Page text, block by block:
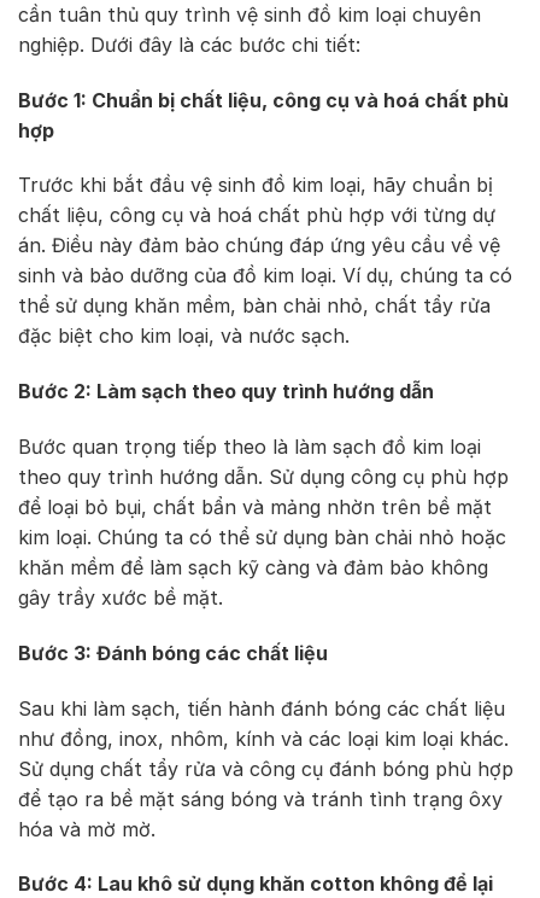
cần tuân thủ quy trình vệ sinh đồ kim loại chuyên
nghiệp. Dưới đây là các bước chi tiết:
Bước 1: Chuẩn bị chất liệu, công cụ và hoá chất phù
hợp
Trước khi bắt đầu vệ sinh đồ kim loại, hãy chuẩn bị
chất liệu, công cụ và hoá chất phù hợp với từng dự
án. Điều này đảm bảo chúng đáp ứng yêu cầu về vệ
sinh và bảo dưỡng của đồ kim loại. Ví dụ, chúng ta có
thể sử dụng khăn mềm, bàn chải nhỏ, chất tẩy rửa
đặc biệt cho kim loại, và nước sạch.
Bước 2: Làm sạch theo quy trình hướng dẫn
Bước quan trọng tiếp theo là làm sạch đồ kim loại
theo quy trình hướng dẫn. Sử dụng công cụ phù hợp
để loại bỏ bụi, chất bẩn và mảng nhờn trên bề mặt
kim loại. Chúng ta có thể sử dụng bàn chải nhỏ hoặc
khăn mềm để làm sạch kỹ càng và đảm bảo không
gây trầy xước bề mặt.
Bước 3: Đánh bóng các chất liệu
Sau khi làm sạch, tiến hành đánh bóng các chất liệu
như đồng, inox, nhôm, kính và các loại kim loại khác.
Sử dụng chất tẩy rửa và công cụ đánh bóng phù hợp
để tạo ra bề mặt sáng bóng và tránh tình trạng ôxy
hóa và mờ mờ.
Bước 4: Lau khô sử dụng khăn cotton không để lại